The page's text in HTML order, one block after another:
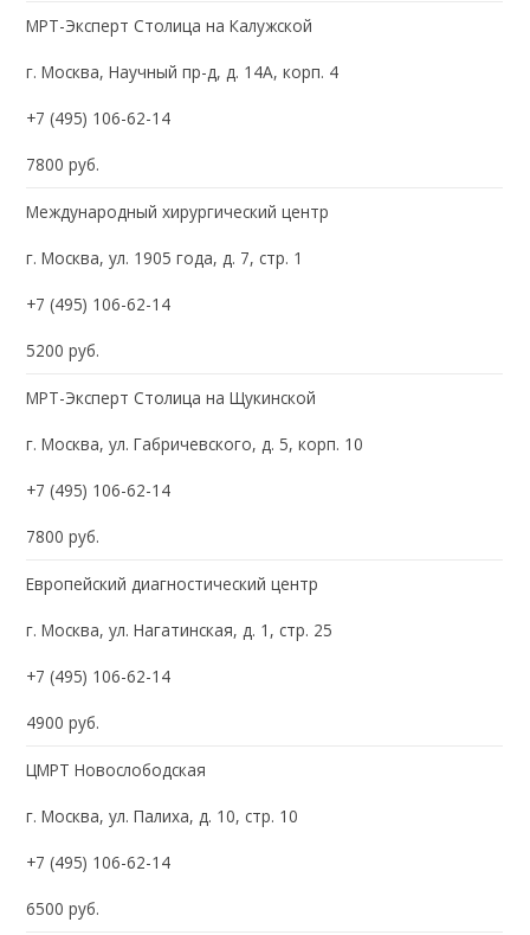
МРТ-Эксперт Столица на Калужской
г. Москва, Научный пр-д, д. 14А, корп. 4
+7 (495) 106-62-14
7800 руб.
Международный хирургический центр
г. Москва, ул. 1905 года, д. 7, стр. 1
+7 (495) 106-62-14
5200 руб.
МРТ-Эксперт Столица на Щукинской
г. Москва, ул. Габричевского, д. 5, корп. 10
+7 (495) 106-62-14
7800 руб.
Европейский диагностический центр
г. Москва, ул. Нагатинская, д. 1, стр. 25
+7 (495) 106-62-14
4900 руб.
ЦМРТ Новослободская
г. Москва, ул. Палиха, д. 10, стр. 10
+7 (495) 106-62-14
6500 руб.